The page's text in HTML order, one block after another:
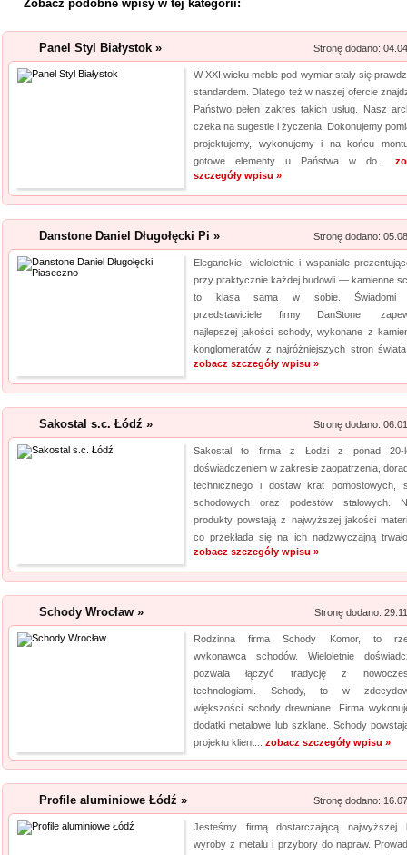
Oferujemy zgłaszającym się
archiwizacyjne. Dzięki nam
Archiwizacja dokumentów
informacji jest naszym
Aermec serwis
Jesteśmy firmą oferującą
nas pracownicy to
informacje na temat urządzeń
wyn...
Profile aluminiowe
Jesteśmy firmą dostarczającą
produktów, przydatnych tak
Szpital Specjalista
Szpital Specjalista, to
poradnie, jak i oddział
także laserowe usuwanie
laserowa jest powszechna.
Kalendarz
Szukasz przykuwających
mysz? Niezwłocznie
myszki dla graczy, a jeżeli
mysz, również ją u nas
jakośc...
Zobacz podobne wpisy w tej kategorii:
Panel Styl Białystok » Stronę dodano:
W XXI wieku meble pod wymiar stały się
standardem. Dlatego też w naszej ofercie
Państwo pełen zakres takich usług. Nasz
czeka na sugestie i życzenia. Dokonujemy
projektujemy, wykonujemy i na końcu
gotowe elementy u Państwa w do...
szczegóły wpisu »
Danstone Daniel Długołęcki Pi » Stronę dodano:
Eleganckie, wieloletnie i wspaniale
przy praktycznie każdej budowli — kamienne
to klasa sama w sobie. Świadomi
przedstawiciele firmy DanStone,
najlepszej jakości schody, wykonane z
konglomeratów z najróżniejszych stron
zobacz szczegóły wpisu »
Sakostal s.c. Łódź » Stronę dodano:
Sakostal to firma z Łodzi z ponad 20-
doświadczeniem w zakresie zaopatrzenia,
technicznego i dostaw krat pomostowych,
schodowych oraz podestów stalowych.
produkty powstają z najwyższej jakości
co przekłada się na ich nadzwyczajną
zobacz szczegóły wpisu »
Schody Wrocław » Stronę dodano:
Rodzinna firma Schody Komor, to
wykonawca schodów. Wieloletnie
pozwala łączyć tradycję z
technologiami. Schody, to w
większości schody drewniane. Firma
dodatki metalowe lub szklane. Schody
projektu klient... zobacz szczegóły wpisu »
Profile aluminiowe Łódź » Stronę dodano:
Jesteśmy firmą dostarczającą najwyższej
wyroby z metalu i przybory do napraw.